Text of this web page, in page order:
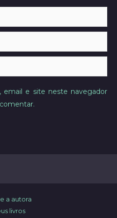
email e site neste navegador
a autora
livros